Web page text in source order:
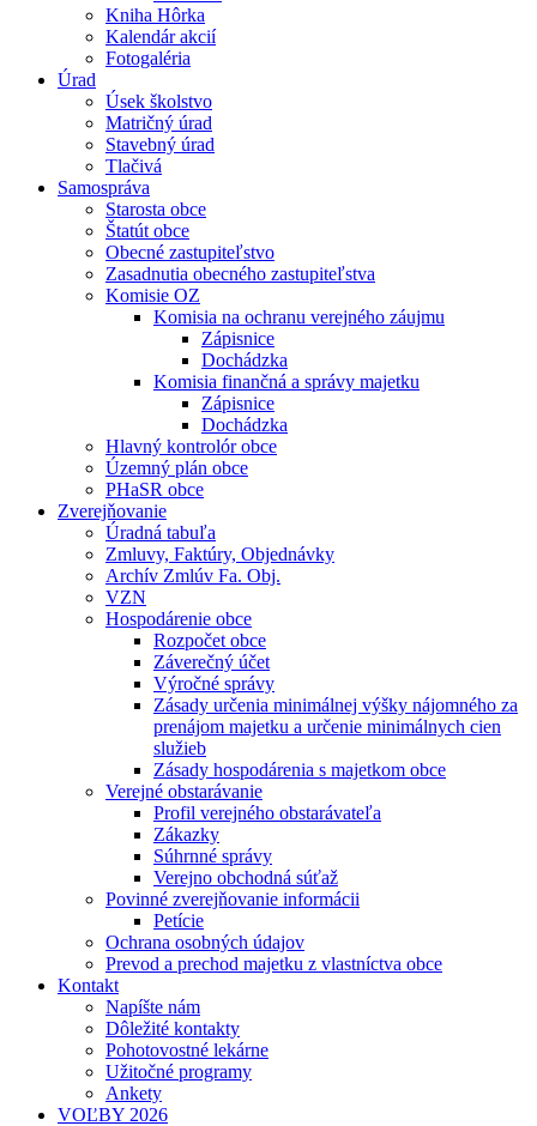
Kniha Hôrka
Kalendár akcií
Fotogaléria
Úrad
Úsek školstvo
Matričný úrad
Stavebný úrad
Tlačivá
Samospráva
Starosta obce
Štatút obce
Obecné zastupiteľstvo
Zasadnutia obecného zastupiteľstva
Komisie OZ
Komisia na ochranu verejného záujmu
Zápisnice
Dochádzka
Komisia finančná a správy majetku
Zápisnice
Dochádzka
Hlavný kontrolór obce
Územný plán obce
PHaSR obce
Zverejňovanie
Úradná tabuľa
Zmluvy, Faktúry, Objednávky
Archív Zmlúv Fa. Obj.
VZN
Hospodárenie obce
Rozpočet obce
Záverečný účet
Výročné správy
Zásady určenia minimálnej výšky nájomného za
prenájom majetku a určenie minimálnych cien
služieb
Zásady hospodárenia s majetkom obce
Verejné obstarávanie
Profil verejného obstarávateľa
Zákazky
Súhrnné správy
Verejno obchodná súťaž
Povinné zverejňovanie informácii
Petície
Ochrana osobných údajov
Prevod a prechod majetku z vlastníctva obce
Kontakt
Napíšte nám
Dôležité kontakty
Pohotovostné lekárne
Užitočné programy
Ankety
VOĽBY 2026